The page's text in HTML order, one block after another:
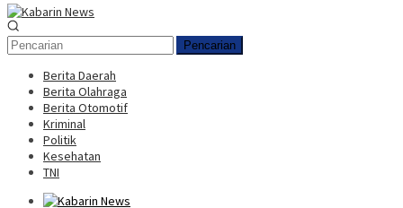
Pencarian
Berita Daerah
Berita Olahraga
Berita Otomotif
Kriminal
Politik
Kesehatan
TNI